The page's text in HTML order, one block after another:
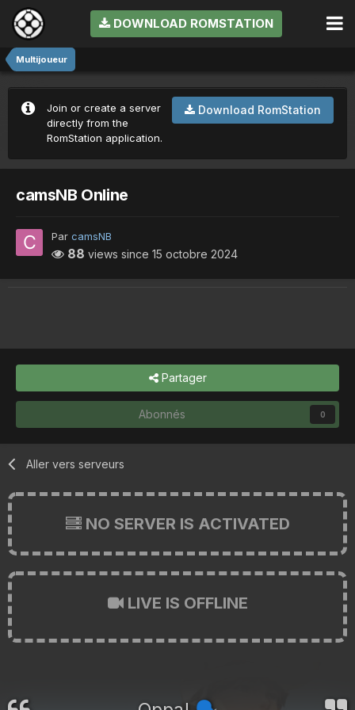
DOWNLOAD ROMSTATION
Multijoueur
Download RomStation
Join or create a server
directly from the
RomStation application.
camsNB Online
Par camsNB
88 views since 15 octobre 2024
Partager
Abonnés 0
Aller vers serveurs
NO SERVER IS ACTIVATED
LIVE IS OFFLINE